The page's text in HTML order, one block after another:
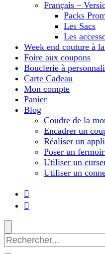
Français –
Packs
Les Sacs
Les
Week end couture à
Foire aux coupons
Bouclerie à
Carte Cadeau
Mon compte
Panier
Blog
Coudre de la
Encadrer un
Réaliser un
Poser un
Utiliser un
Utiliser un
Recherche
pour